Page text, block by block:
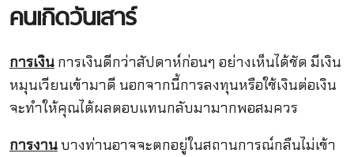
คนเกิดวันเสาร์
การเงินการเงินดีกว่าสัปดาห์ก่อนๆ อย่างเห็นได้ชัด มีเงิน
หมุนเวียนเข้ามาดี นอกจากนี้การลงทุนหรือใช้เงินต่อเงิน
จะทำให้คุณได้ผลตอบแทนกลับมามากพอสมควร
การงานบางท่านอาจจะตกอยู่ในสถานการณ์กลืนไม่เข้า